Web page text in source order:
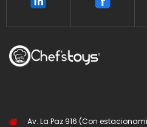
Av. La Paz 916 (Con